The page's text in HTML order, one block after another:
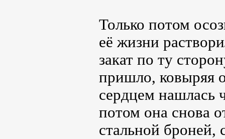
Только потом
её жизни
закат по ту
пришло, ковыряя
сердцем нашлась
потом она снова
стальной броней,